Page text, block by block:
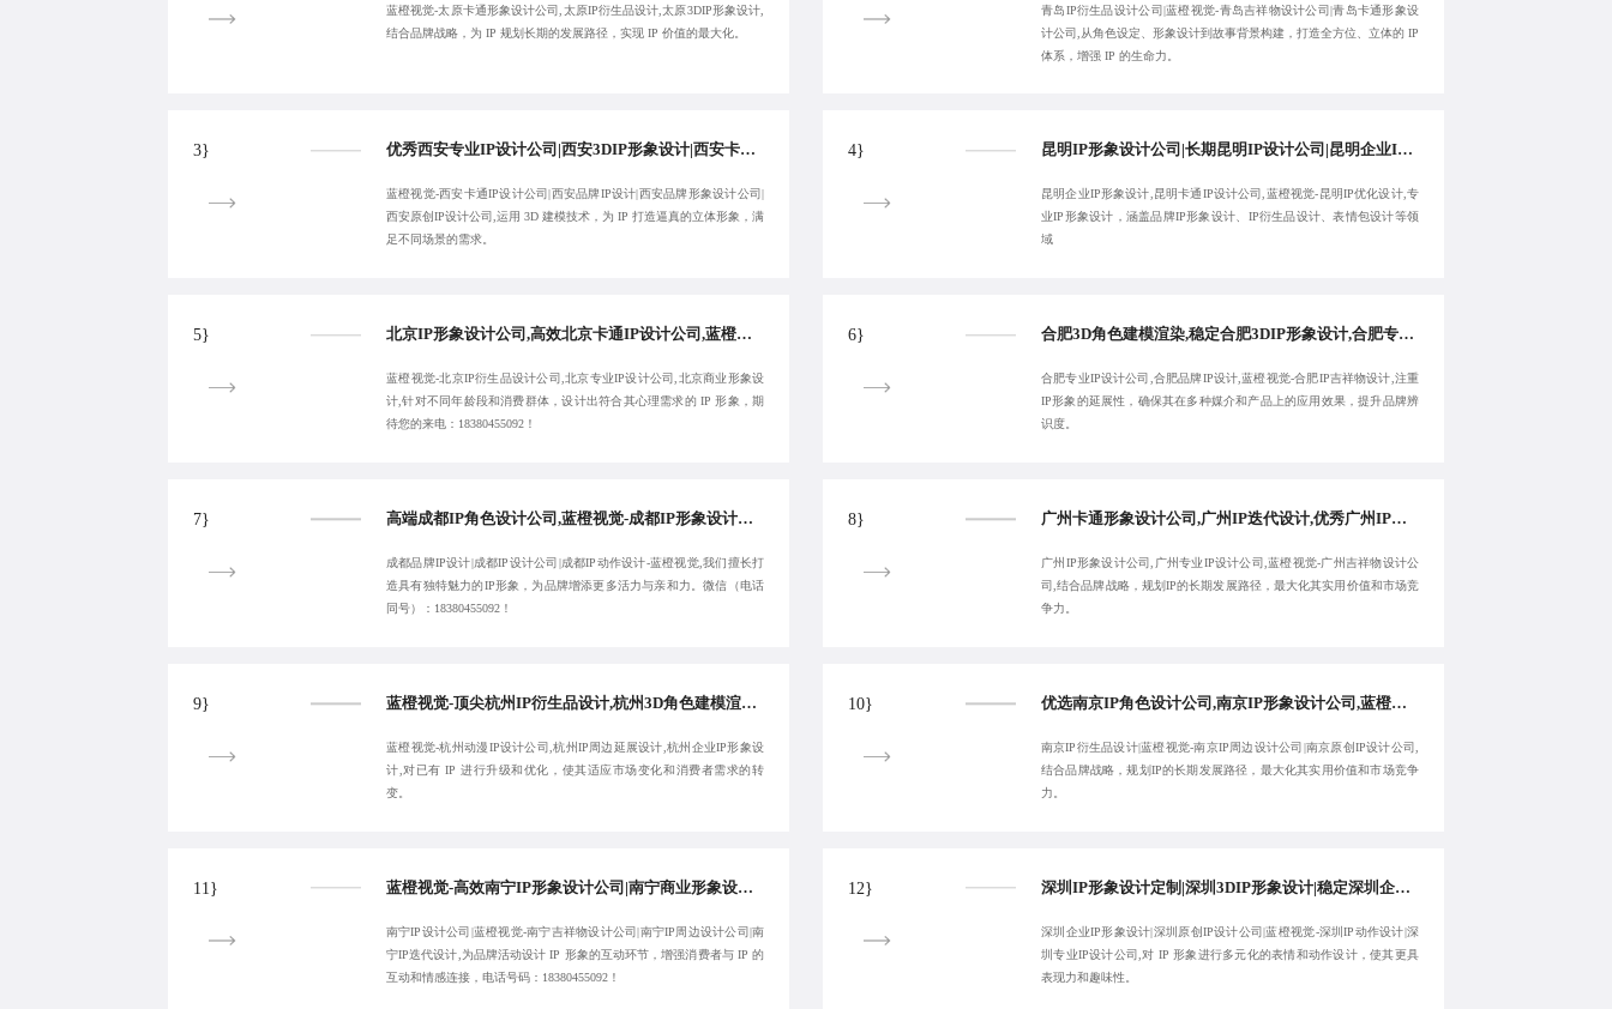
蓝橙视觉-太原卡通形象设计公司,太原IP衍生品设计,太原3DIP形象设计,
结合品牌战略，为 IP 规划长期的发展路径，实现 IP 价值的最大化。
青岛IP衍生品设计公司|蓝橙视觉-青岛吉祥物设计公司|青岛卡通形象设
计公司,从角色设定、形象设计到故事背景构建，打造全方位、立体的 IP
体系，增强 IP 的生命力。
3} 优秀西安专业IP设计公司|西安3DIP形象设计|西安卡通IP设计公司-蓝橙视觉-融合多元风格
蓝橙视觉-西安卡通IP设计公司|西安品牌IP设计|西安品牌形象设计公司|
西安原创IP设计公司,运用 3D 建模技术，为 IP 打造逼真的立体形象，满
足不同场景的需求。
4} 昆明IP形象设计公司|长期昆明IP设计公司|昆明企业IP形象设计|蓝橙视觉-昆明卡通IP设计公司-10年经验
昆明企业IP形象设计,昆明卡通IP设计公司,蓝橙视觉-昆明IP优化设计,专
业IP形象设计，涵盖品牌IP形象设计、IP衍生品设计、表情包设计等领
域
5} 北京IP形象设计公司,高效北京卡通IP设计公司,蓝橙视觉-北京IP衍生品设计公司,北京专业IP设计公司-品质交付
蓝橙视觉-北京IP衍生品设计公司,北京专业IP设计公司,北京商业形象设
计,针对不同年龄段和消费群体，设计出符合其心理需求的 IP 形象，期
待您的来电：18380455092！
6} 合肥3D角色建模渲染,稳定合肥3DIP形象设计,合肥专业IP设计公司,蓝橙视觉-合肥品牌IP设计-让客户省心
合肥专业IP设计公司,合肥品牌IP设计,蓝橙视觉-合肥IP吉祥物设计,注重
IP形象的延展性，确保其在多种媒介和产品上的应用效果，提升品牌辨
识度。
7} 高端成都IP角色设计公司,蓝橙视觉-成都IP形象设计公司,成都品牌IP设计-保障视觉呈现:18380455092
成都品牌IP设计|成都IP设计公司|成都IP动作设计-蓝橙视觉,我们擅长打
造具有独特魅力的IP形象，为品牌增添更多活力与亲和力。微信（电话
同号）：18380455092！
8} 广州卡通形象设计公司,广州IP迭代设计,优秀广州IP形象设计公司,蓝橙视觉-广州专业IP设计公司-提供长期性服务
广州IP形象设计公司,广州专业IP设计公司,蓝橙视觉-广州吉祥物设计公
司,结合品牌战略，规划IP的长期发展路径，最大化其实用价值和市场竞
争力。
9} 蓝橙视觉-顶尖杭州IP衍生品设计,杭州3D角色建模渲染,杭州动漫IP设计公司-值得您的信赖
蓝橙视觉-杭州动漫IP设计公司,杭州IP周边延展设计,杭州企业IP形象设
计,对已有 IP 进行升级和优化，使其适应市场变化和消费者需求的转
变。
10} 优选南京IP角色设计公司,南京IP形象设计公司,蓝橙视觉-南京IP衍生品设计,南京IP周边设计公司-服务性价比高
南京IP衍生品设计|蓝橙视觉-南京IP周边设计公司|南京原创IP设计公司,
结合品牌战略，规划IP的长期发展路径，最大化其实用价值和市场竞争
力。
11} 蓝橙视觉-高效南宁IP形象设计公司|南宁商业形象设计|南宁IP设计公司-提供专属服务
南宁IP设计公司|蓝橙视觉-南宁吉祥物设计公司|南宁IP周边设计公司|南
宁IP迭代设计,为品牌活动设计 IP 形象的互动环节，增强消费者与 IP 的
互动和情感连接，电话号码：18380455092！
12} 深圳IP形象设计定制|深圳3DIP形象设计|稳定深圳企业IP形象设计-蓝橙视觉-专注定制
深圳企业IP形象设计|深圳原创IP设计公司|蓝橙视觉-深圳IP动作设计|深
圳专业IP设计公司,对 IP 形象进行多元化的表情和动作设计，使其更具
表现力和趣味性。